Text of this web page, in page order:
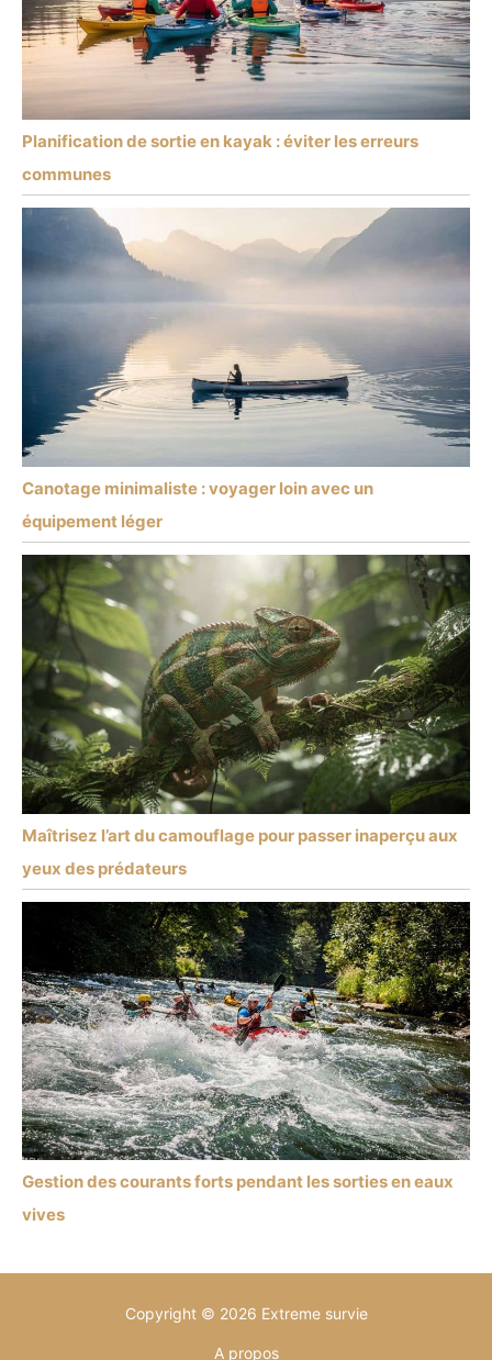
Planification de sortie en kayak : éviter les erreurs
communes
Canotage minimaliste : voyager loin avec un
équipement léger
Maîtrisez l’art du camouflage pour passer inaperçu aux
yeux des prédateurs
Gestion des courants forts pendant les sorties en eaux
vives
Copyright © 2026 Extreme survie
A propos